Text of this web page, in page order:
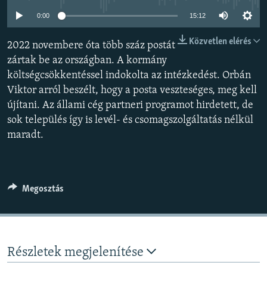
KLÍMAVÁLTOZÁS
A MÚLT TANULSÁGAI
KÖVESSEN MINKET!
Valamennyi RFE/RL weboldal
0:00 15:12
Közvetlen elérés
2022 novembere óta több száz postát
zártak be az országban. A kormány
költségcsökkentéssel indokolta az intézkedést. Orbán
Viktor arról beszélt, hogy a posta veszteséges, meg kell
újítani. Az állami cég partneri programot hirdetett, de
sok település így is levél- és csomagszolgáltatás nélkül
maradt.
Megosztás
Részletek megjelenítése